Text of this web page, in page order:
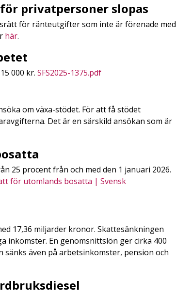
privatpersoner slopas
för ränteutgifter som inte är förenade med
här.
000 kr. SFS2025-1375.pdf
om växa-stödet. För att få stödet
Det är en särskild ansökan som är
25 procent från och med den 1 januari 2026.
för utomlands bosatta | Svensk
17,36 miljarder kronor. Skattesänkningen
inkomster. En genomsnittslön ger cirka 400
även på arbetsinkomster, pension och